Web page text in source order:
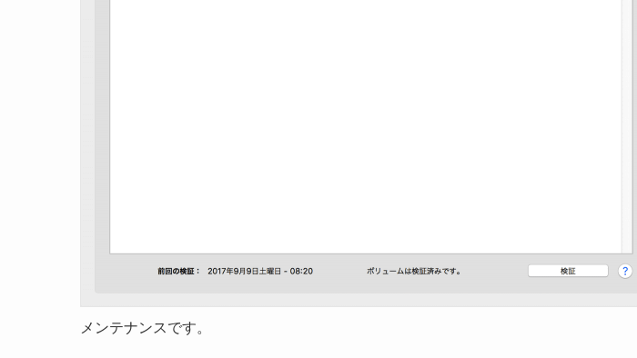
メンテナンスです。